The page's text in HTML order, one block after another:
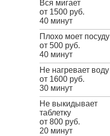
Вся мигает
от 1500 руб.
40 минут
Плохо моет посуду
от 500 руб.
40 минут
Не нагревает воду
от 1600 руб.
30 минут
Не выкидывает
таблетку
от 800 руб.
20 минут